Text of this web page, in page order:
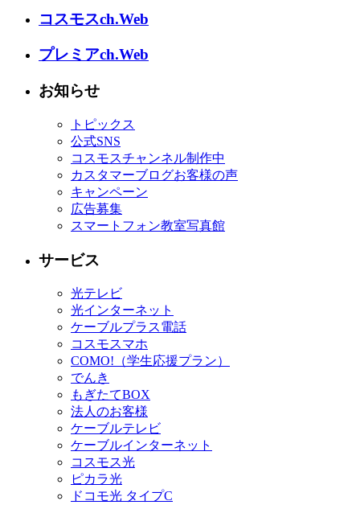
コスモスch.Web
プレミアch.Web
お知らせ
トピックス
公式SNS
コスモスチャンネル制作中
カスタマーブログお客様の声
キャンペーン
広告募集
スマートフォン教室写真館
サービス
光テレビ
光インターネット
ケーブルプラス電話
コスモスマホ
COMO!（学生応援プラン）
でんき
もぎたてBOX
法人のお客様
ケーブルテレビ
ケーブルインターネット
コスモス光
ピカラ光
ドコモ光 タイプC